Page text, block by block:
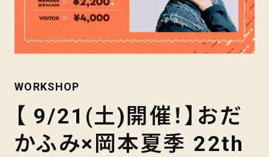
WORKSHOP
【 9/21(土)開催！】おだ
かふみ×岡本夏季 22th